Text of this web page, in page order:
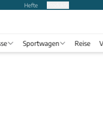
Hefte
Sportwagen Reise